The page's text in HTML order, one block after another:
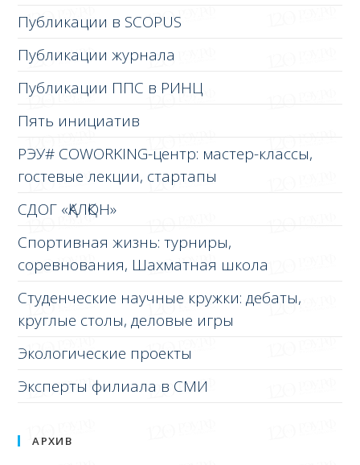
Публикации в SCOPUS
Публикации журнала
Публикации ППС в РИНЦ
Пять инициатив
РЭУ# COWORKING-центр: мастер-классы,
гостевые лекции, стартапы
СДОГ «ҚАЛҚОН»
Спортивная жизнь: турниры,
соревнования, Шахматная школа
Студенческие научные кружки: дебаты,
круглые столы, деловые игры
Экологические проекты
Эксперты филиала в СМИ
АРХИВ